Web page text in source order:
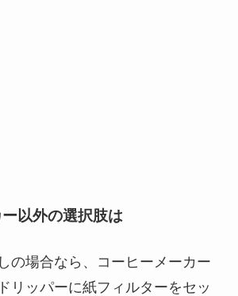
以外の選択肢は
の場合なら、コーヒーメーカー
リッパーに紙フィルターをセッ